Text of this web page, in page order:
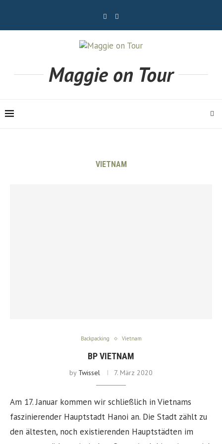
Maggie on Tour
VIETNAM
Backpacking Vietnam
BP VIETNAM
by Twissel 7. März 2020
Am 17. Januar kommen wir schließlich in Vietnams
faszinierender Hauptstadt Hanoi an. Die Stadt zählt zu
den ältesten, noch existierenden Hauptstädten im